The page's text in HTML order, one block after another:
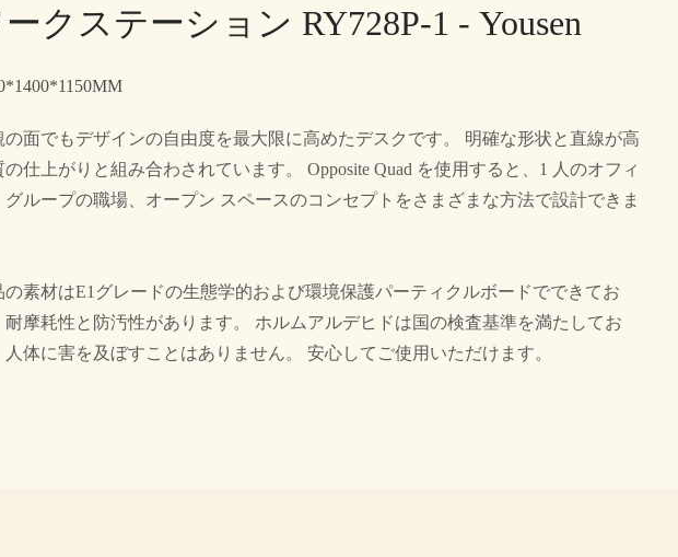
ークステーション RY728P-1 - Yousen
の面でもデザインの自由度を最大限に高めたデスクです。 明確な形状と直線が高
の仕上がりと組み合わされています。 Opposite Quad を使用すると、1 人のオフィ
グループの職場、オープン スペースのコンセプトをさまざまな方法で設計できま
の素材はE1グレードの生態学的および環境保護パーティクルボードでできてお
耐摩耗性と防汚性があります。 ホルムアルデヒドは国の検査基準を満たしてお
人体に害を及ぼすことはありません。 安心してご使用いただけます。